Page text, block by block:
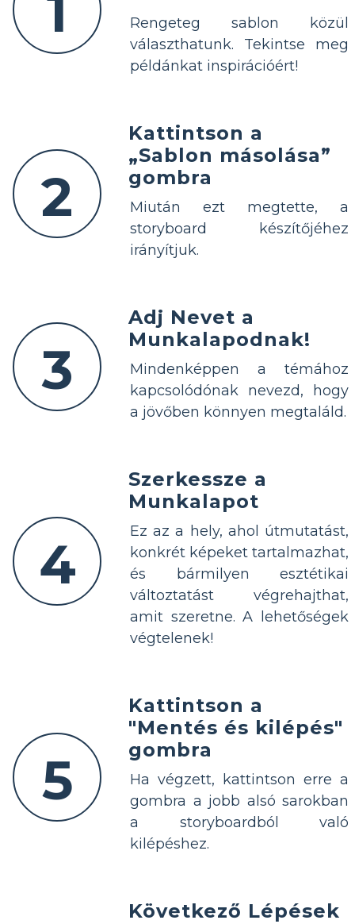
Rengeteg sablon közül
választhatunk. Tekintse meg
példánkat inspirációért!
2
Kattintson a
„Sablon másolása”
gombra
Miután ezt megtette, a
storyboard készítőjéhez
irányítjuk.
3
Adj Nevet a
Munkalapodnak!
Mindenképpen a témához
kapcsolódónak nevezd, hogy
a jövőben könnyen megtaláld.
4
Szerkessze a
Munkalapot
Ez az a hely, ahol útmutatást,
konkrét képeket tartalmazhat,
és bármilyen esztétikai
változtatást végrehajthat,
amit szeretne. A lehetőségek
végtelenek!
5
Kattintson a
"Mentés és kilépés"
gombra
Ha végzett, kattintson erre a
gombra a jobb alsó sarokban
a storyboardból való
kilépéshez.
Következő Lépések